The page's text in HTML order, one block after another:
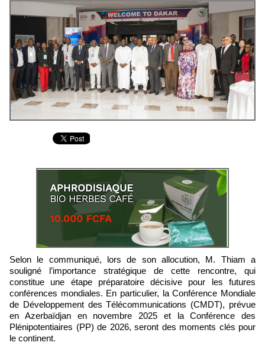
Selon le communiqué, lors de son allocution, M. Thiam a
souligné l’importance stratégique de cette rencontre, qui
constitue une étape préparatoire décisive pour les futures
conférences mondiales. En particulier, la Conférence Mondiale
de Développement des Télécommunications (CMDT), prévue
en Azerbaïdjan en novembre 2025 et la Conférence des
Plénipotentiaires (PP) de 2026, seront des moments clés pour
le continent.